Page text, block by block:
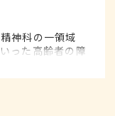
神科の一領域
った高齢者の障